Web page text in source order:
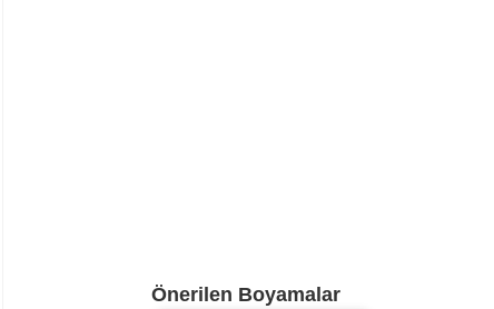
Önerilen Boyamalar